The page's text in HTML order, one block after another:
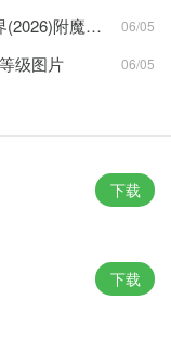
，带来了很多的新的
服务运营，使自己的
以随时访问几百款PC
可以进一步强化多任
没有任何卡顿问题，
我的世界(自定义)附魔指令大全 我的世界(2026)附魔指令代码大全 06/05
级图片 06/05
下载
下载